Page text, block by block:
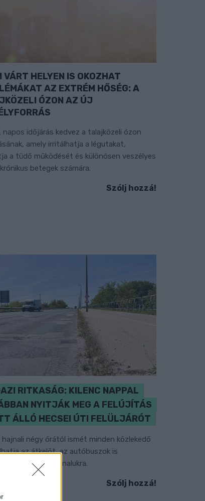
VÁRT HELYEN IS OKOZHAT
AZ EXTRÉM HŐSÉG: A
ÓZON AZ ÚJ
napos időjárás kedvez a talajközeli ózon
amely irritálhatja a légutakat,
a tüdő működését és különösen veszélyes
betegek számára.
Szólj hozzá!
RITKASÁG: KILENC NAPPAL
NYITJÁK MEG A FELÚJÍTÁS
ÁLLÓ HECSEI ÚTI FELÜLJÁRÓT
négy órától ismét minden közlekedő
az átkelőt, az autóbuszok is
eredeti útvonalukra.
Szólj hozzá!